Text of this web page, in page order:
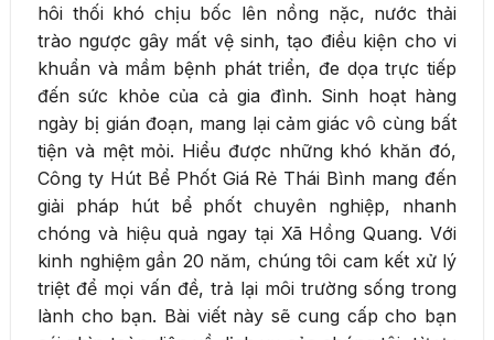
hôi thối khó chịu bốc lên nồng nặc, nước thải
trào ngược gây mất vệ sinh, tạo điều kiện cho vi
khuẩn và mầm bệnh phát triển, đe dọa trực tiếp
đến sức khỏe của cả gia đình. Sinh hoạt hàng
ngày bị gián đoạn, mang lại cảm giác vô cùng bất
tiện và mệt mỏi. Hiểu được những khó khăn đó,
Công ty Hút Bể Phốt Giá Rẻ Thái Bình mang đến
giải pháp hút bể phốt chuyên nghiệp, nhanh
chóng và hiệu quả ngay tại Xã Hồng Quang. Với
kinh nghiệm gần 20 năm, chúng tôi cam kết xử lý
triệt để mọi vấn đề, trả lại môi trường sống trong
lành cho bạn. Bài viết này sẽ cung cấp cho bạn